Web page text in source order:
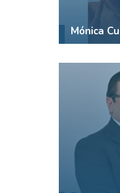
Mónica